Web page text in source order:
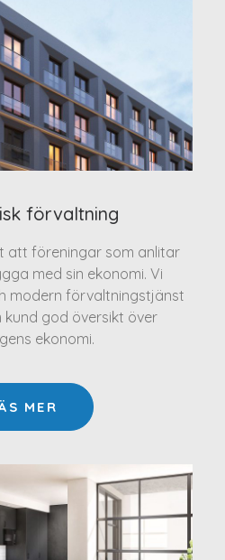
förvaltning
att föreningar som anlitar
med sin ekonomi. Vi
modern förvaltningstjänst
kund god översikt över
ekonomi.
MER